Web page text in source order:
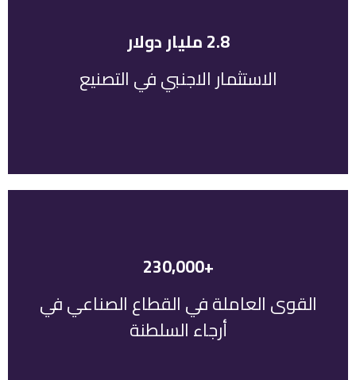
2.8 مليار دولار
الاستثمار الاجنبي في التصنيع
أمريكي في عام 2018
+230,000
القوى العاملة في القطاع الصناعي في
أرجاء السلطنة
يعمل أكثر من 230 ألف شخص في جميع أنحاء
سلطنة عمان في القطاع الصناعي.